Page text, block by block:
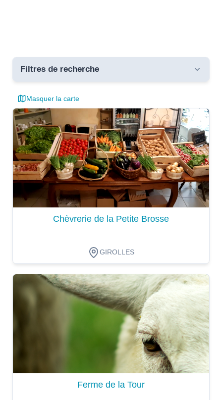
Filtres de recherche
Toutes les communes
critères
Masquer la carte
Chèvrerie de la Petite Brosse
GIROLLES
Dégustation
Ferme de la Tour